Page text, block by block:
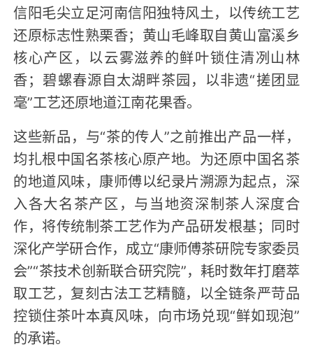
信阳毛尖立足河南信阳独特风土，以传统工艺
还原标志性熟栗香；黄山毛峰取自黄山富溪乡
核心产区，以云雾滋养的鲜叶锁住清冽山林
香；碧螺春源自太湖畔茶园，以非遗“搓团显
毫”工艺还原地道江南花果香。
这些新品，与“茶的传人”之前推出产品一样，
均扎根中国名茶核心原产地。为还原中国名茶
的地道风味，康师傅以纪录片溯源为起点，深
入各大名茶产区，与当地资深制茶人深度合
作，将传统制茶工艺作为产品研发根基；同时
深化产学研合作，成立“康师傅茶研院专家委员
会”“茶技术创新联合研究院”，耗时数年打磨萃
取工艺，复刻古法工艺精髓，以全链条严苛品
控锁住茶叶本真风味，向市场兑现“鲜如现泡”
的承诺。